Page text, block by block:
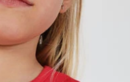
Inizio ordine